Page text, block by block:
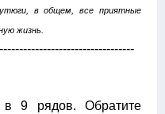
в общем, все приятные
жизнь.
9 рядов. Обратите